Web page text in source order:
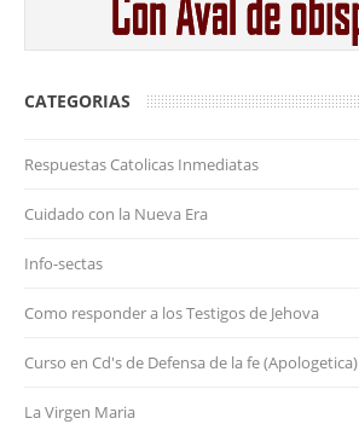
CATEGORIAS
Respuestas Catolicas Inmediatas
Cuidado con la Nueva Era
Info-sectas
Como responder a los Testigos de Jehova
Curso en Cd's de Defensa de la fe (Apologetica)
La Virgen Maria